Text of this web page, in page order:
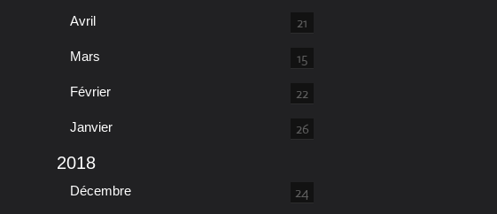
Avril 21
Mars 15
Février 22
Janvier 26
2018
Décembre 24